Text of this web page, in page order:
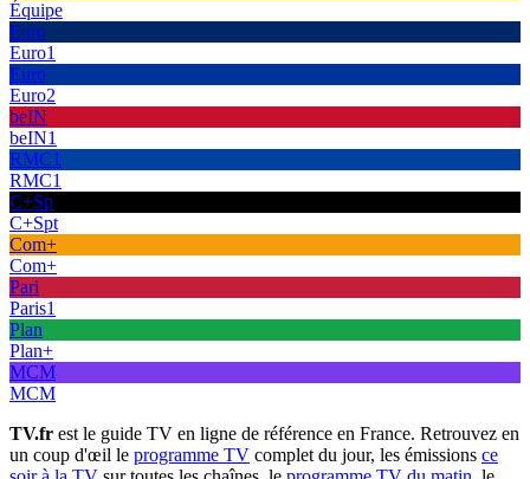
Équipe
Euro
Euro1
Euro
Euro2
beIN
beIN1
RMC1
RMC1
C+Sp
C+Spt
Com+
Com+
Pari
Paris1
Plan
Plan+
MCM
MCM
TV.fr est le guide TV en ligne de référence en France. Retrouvez en
un coup d'œil le programme TV complet du jour, les émissions ce